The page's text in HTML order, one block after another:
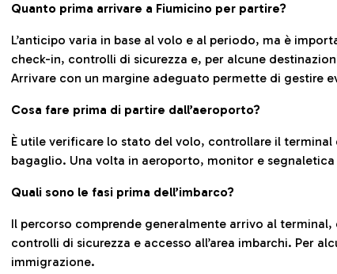
Quanto prima arrivare a Fiumicino per partire?
L’anticipo varia in base al volo e al periodo, ma è
check-in, controlli di sicurezza e, per alcune
Arrivare con un margine adeguato permette di gestire
Cosa fare prima di partire dall’aeroporto?
È utile verificare lo stato del volo, controllare il
bagaglio. Una volta in aeroporto, monitor e
Quali sono le fasi prima dell’imbarco?
Il percorso comprende generalmente arrivo al
controlli di sicurezza e accesso all’area imbarchi. Per
immigrazione.